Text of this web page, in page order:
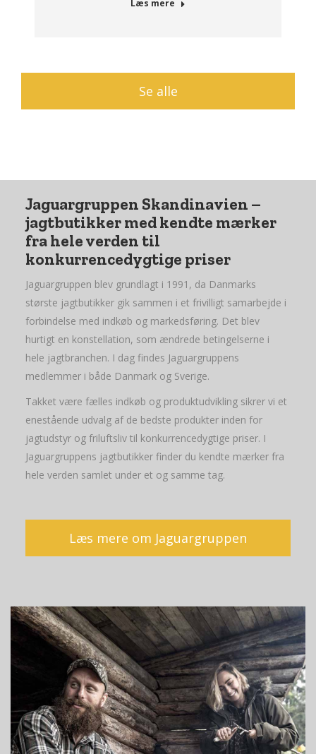
Læs mere
Se alle
Jaguargruppen Skandinavien –
jagtbutikker med kendte mærker
fra hele verden til
konkurrencedygtige priser
Jaguargruppen blev grundlagt i 1991, da Danmarks
største jagtbutikker gik sammen i et frivilligt samarbejde i
forbindelse med indkøb og markedsføring. Det blev
hurtigt en konstellation, som ændrede betingelserne i
hele jagtbranchen. I dag findes Jaguargruppens
medlemmer i både Danmark og Sverige.
Takket være fælles indkøb og produktudvikling sikrer vi et
enestående udvalg af de bedste produkter inden for
jagtudstyr og friluftsliv til konkurrencedygtige priser. I
Jaguargruppens jagtbutikker finder du kendte mærker fra
hele verden samlet under et og samme tag.
Læs mere om Jaguargruppen